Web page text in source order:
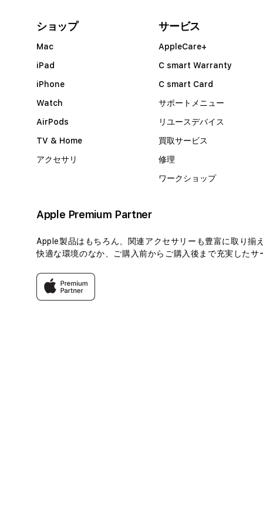
ショップ
Mac
iPad
iPhone
Watch
AirPods
TV & Home
アクセサリ
サービス
AppleCare+
C smart Warranty
C smart Card
サポートメニュー
リユースデバイス
買取サービス
修理
ワークショップ
Apple Premium Partner
Apple製品はもちろん、関連アクセサリーも豊富に取り揃
快適な環境のなか、ご購入前からご購入後まで充実した